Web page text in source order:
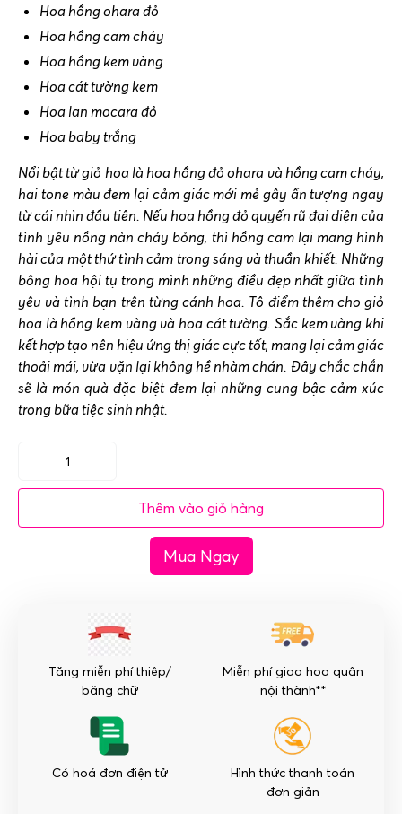
Hoa hồng ohara đỏ
Hoa hồng cam cháy
Hoa hồng kem vàng
Hoa cát tường kem
Hoa lan mocara đỏ
Hoa baby trắng
Nổi bật từ giỏ hoa là hoa hồng đỏ ohara và hồng cam cháy,
hai tone màu đem lại cảm giác mới mẻ gây ấn tượng ngay
từ cái nhìn đầu tiên. Nếu hoa hồng đỏ quyến rũ đại diện của
tình yêu nồng nàn cháy bỏng, thì hồng cam lại mang hình
hài của một thứ tình cảm trong sáng và thuần khiết. Những
bông hoa hội tụ trong mình những điều đẹp nhất giữa tình
yêu và tình bạn trên từng cánh hoa. Tô điểm thêm cho giỏ
hoa là hồng kem vàng và hoa cát tường. Sắc kem vàng khi
kết hợp tạo nên hiệu ứng thị giác cực tốt, mang lại cảm giác
thoải mái, vừa vặn lại không hề nhàm chán. Đây chắc chắn
sẽ là món quà đặc biệt đem lại những cung bậc cảm xúc
trong bữa tiệc sinh nhật.
Giỏ
hoa
lượng
Thêm vào giỏ hàng
Mua Ngay
Tặng miễn phí thiệp/
băng chữ
Miễn phí giao hoa quận
nội thành**
Có hoá đơn điện tử
Hình thức thanh toán
đơn giản